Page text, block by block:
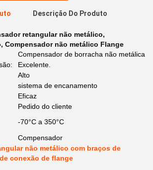
Descrição Do Produto
retangular não metálico,
, Compensador não metálico Flange
Compensador de borracha não metálica
Excelente.
Alto
sistema de encanamento
Eficaz
Pedido do cliente
-70°C a 350°C
Compensador
não metálico com braços de
conexão de flange